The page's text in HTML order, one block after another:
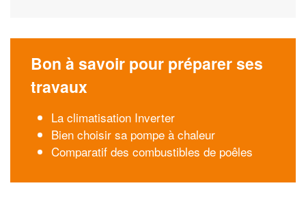
Bon à savoir pour préparer ses
travaux
La climatisation Inverter
Bien choisir sa pompe à chaleur
Comparatif des combustibles de poêles